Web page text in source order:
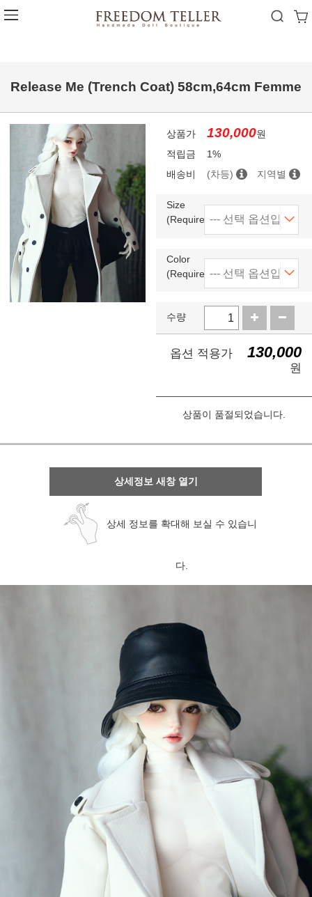
Release Me (Trench Coat) 58cm,64cm Femme
상품가 130,000원
적립금
1%
배송비
(차등) 지역별
Size
(Required)
Color
(Required)
수량
옵션 적용가 130,000
원
상품이 품절되었습니다.
상세정보 새창 열기
상세 정보를 확대해 보실 수 있습니
다.